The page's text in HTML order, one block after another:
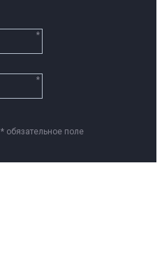
*
*
* обязательное поле